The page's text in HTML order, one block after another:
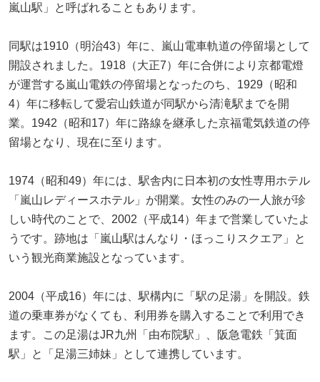
嵐山駅」と呼ばれることもあります。
同駅は1910（明治43）年に、嵐山電車軌道の停留場として
開設されました。1918（大正7）年に合併により京都電燈
が運営する嵐山電鉄の停留場となったのち、1929（昭和
4）年に移転して愛宕山鉄道が同駅から清滝駅までを開
業。1942（昭和17）年に路線を継承した京福電気鉄道の停
留場となり、現在に至ります。
1974（昭和49）年には、駅舎内に日本初の女性専用ホテル
「嵐山レディースホテル」が開業。女性のみの一人旅が珍
しい時代のことで、2002（平成14）年まで営業していたよ
うです。跡地は「嵐山駅はんなり・ほっこりスクエア」と
いう観光商業施設となっています。
2004（平成16）年には、駅構内に「駅の足湯」を開設。鉄
道の乗車券がなくても、利用券を購入することで利用でき
ます。この足湯はJR九州「由布院駅」、阪急電鉄「箕面
駅」と「足湯三姉妹」として連携しています。